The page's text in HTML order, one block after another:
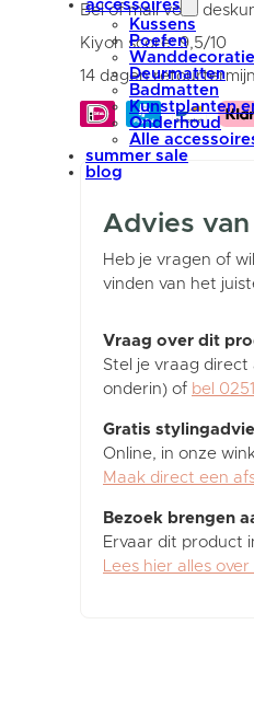
accessoires
Kussens
Poefen
Wanddecoratie
Deurmatten
Badmatten
Kunstplanten
Onderhoud
Alle
summer sale
blog
ø240
aantal
Bel of mail voor
Kiyoh score: 9,5/10
14 dagen retourtermijn
Advies
Heb je vragen of
vinden van het
Vraag over dit
Stel je vraag direct
onderin) of bel
Gratis
Online, in onze
Maak direct een
Bezoek brengen
Ervaar dit product
Lees hier alles